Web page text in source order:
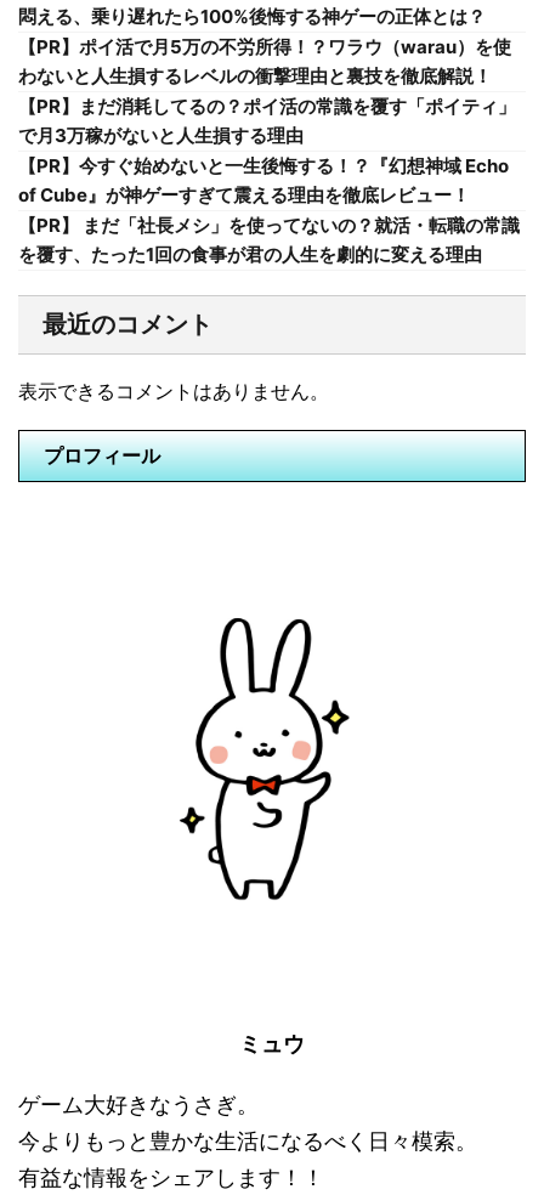
悶える、乗り遅れたら100%後悔する神ゲーの正体とは？
【PR】ポイ活で月5万の不労所得！？ワラウ（warau）を使
わないと人生損するレベルの衝撃理由と裏技を徹底解説！
【PR】まだ消耗してるの？ポイ活の常識を覆す「ポイティ」
で月3万稼がないと人生損する理由
【PR】今すぐ始めないと一生後悔する！？『幻想神域 Echo
of Cube』が神ゲーすぎて震える理由を徹底レビュー！
【PR】 まだ「社長メシ」を使ってないの？就活・転職の常識
を覆す、たった1回の食事が君の人生を劇的に変える理由
最近のコメント
表示できるコメントはありません。
プロフィール
ミュウ
ゲーム大好きなうさぎ。
今よりもっと豊かな生活になるべく日々模索。
有益な情報をシェアします！！